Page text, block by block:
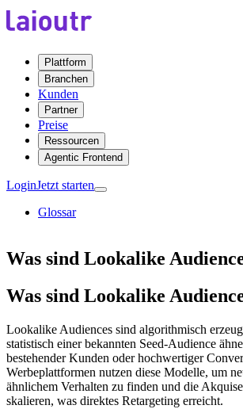
Plattform
Branchen
Kunden
Partner
Preise
Ressourcen
Agentic Frontend
LoginJetzt starten
Glossar
Was sind Lookalike
Was sind Lookalike
Lookalike Audiences sind algorithmisch
statistisch einer bekannten Seed-Audience
bestehender Kunden oder hochwertiger
Werbeplattformen nutzen diese Modelle, um
ähnlichem Verhalten zu finden und die
skalieren, was direktes Retargeting erreicht.